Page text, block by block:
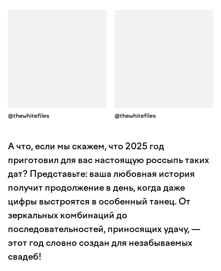
@thewhitefiles @thewhitefiles
А что, если мы скажем, что 2025 год
приготовил для вас настоящую россыпь таких
дат? Представьте: ваша любовная история
получит продолжение в день, когда даже
цифры выстроятся в особенный танец. От
зеркальных комбинаций до
последовательностей, приносящих удачу, —
этот год словно создан для незабываемых
свадеб!